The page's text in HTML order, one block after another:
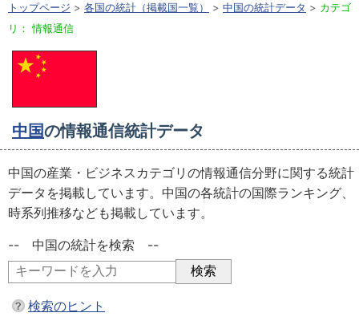
トップページ > 各国の統計（掲載国一覧） > 中国の統計データ > カテゴ
リ： 情報通信
中国の情報通信統計データ
中国の産業・ビジネスカテゴリの情報通信分野に関する統計
データを掲載しています。中国の各統計の国際ランキング、
時系列推移なども掲載しています。
-- 中国の統計を検索 --
検索のヒント